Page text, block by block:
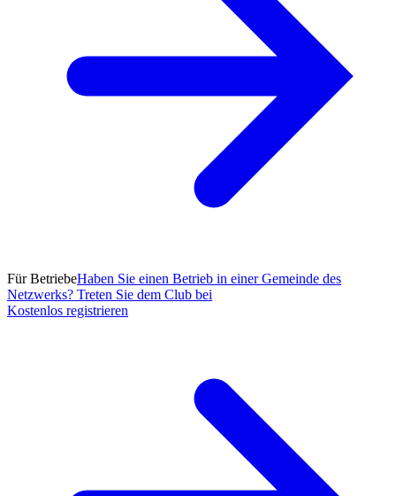
Für BetriebeHaben Sie einen Betrieb in einer Gemeinde des
Netzwerks? Treten Sie dem Club bei
Kostenlos registrieren